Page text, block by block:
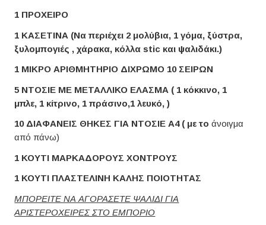
1 ΠΡΟΧΕΙΡΟ
1 ΚΑΣΕΤΙΝΑ (Να περιέχει 2 μολύβια, 1 γόμα, ξύστρα,
ξυλομπογιές , χάρακα, κόλλα stic και ψαλιδάκι.)
1 ΜΙΚΡΟ ΑΡΙΘΜΗΤΗΡΙΟ ΔΙΧΡΩΜΟ 10 ΣΕΙΡΩΝ
5 ΝΤΟΣΙΕ ΜΕ ΜΕΤΑΛΛΙΚΟ ΕΛΑΣΜΑ ( 1 κόκκινο, 1
μπλε, 1 κίτρινο, 1πράσινο,1 λευκό, )
10 ΔΙΑΦΑΝΕΙΣ ΘΗΚΕΣ ΓΙΑ ΝΤΟΣΙΕ Α4 ( με τοάνοιγμα
από πάνω)
1 ΚΟΥΤΙ ΜΑΡΚΑΔΟΡΟΥΣ ΧΟΝΤΡΟΥΣ
1 ΚΟΥΤΙ ΠΛΑΣΤΕΛΙΝΗ ΚΑΛΗΣ ΠΟΙΟΤΗΤΑΣ
ΜΠΟΡΕΙΤΕ ΝΑ ΑΓΟΡΑΣΕΤΕ ΨΑΛΙΔΙ ΓΙΑ
ΑΡΙΣΤΕΡΟΧΕΙΡΕΣ ΣΤΟ ΕΜΠΟΡΙΟ